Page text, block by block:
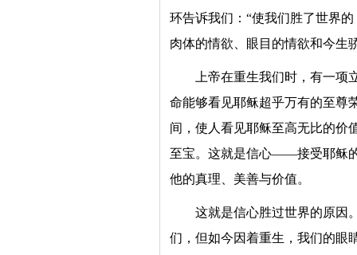
环告诉我们：“使我们胜了世界
肉体的情欲、眼目的情欲和今生
上帝在重生我们时，有一
命能够看见耶稣超乎万有的至尊
间，使人看见耶稣至高无比的价
至宝。这就是信心——接受耶稣
他的真理、美善与价值。
这就是信心胜过世界的原因
们，但如今因着重生，我们的眼